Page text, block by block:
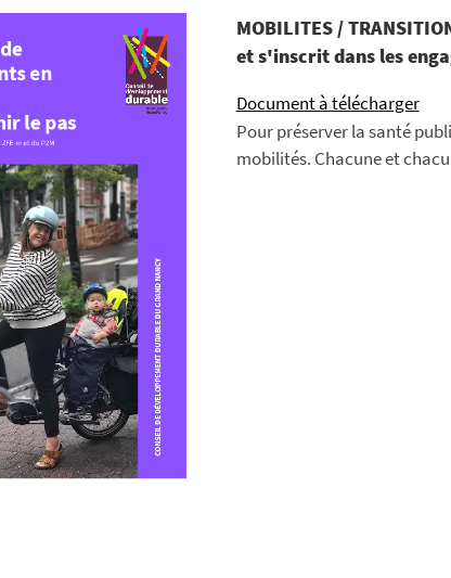
MOBILITES /
et s'inscrit dans les
Document à télécharger
Pour préserver la santé
mobilités. Chacune et